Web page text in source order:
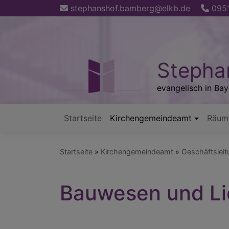
zum
stephanshof.bamberg@elkb.de
evangelisch in
Hauptnavigation
Startseite Kirchengemeindeamt
Startseite Kirchengemeindeamt
Bauwesen und